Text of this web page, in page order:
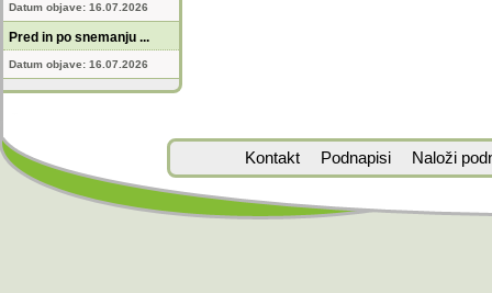
Datum objave: 16.07.2026
Pred in po snemanju ...
Datum objave: 16.07.2026
Kontakt Podnapisi Naloži